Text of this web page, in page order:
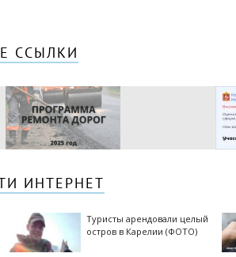
ССЫЛКИ
ИНТЕРНЕТ
Туристы арендовали целый
остров в Карелии (ФОТО)